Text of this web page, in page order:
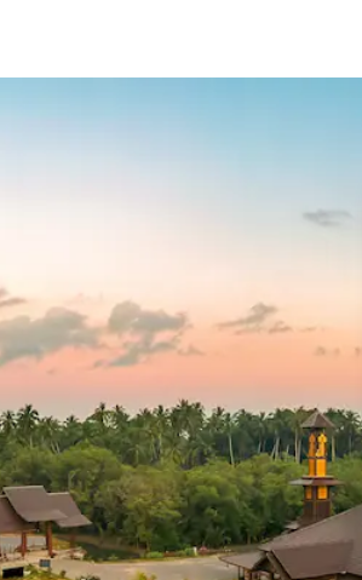
عن طريق اللمس أو السحب.